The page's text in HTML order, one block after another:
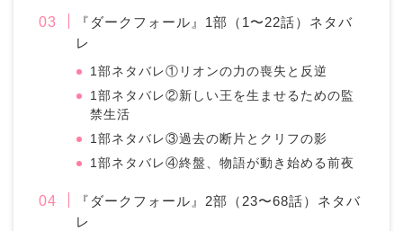
『ダークフォール』1部（1〜22話）ネタバ
レ
1部ネタバレ①リオンの力の喪失と反逆
1部ネタバレ②新しい王を生ませるための監
禁生活
1部ネタバレ③過去の断片とクリフの影
1部ネタバレ④終盤、物語が動き始める前夜
『ダークフォール』2部（23〜68話）ネタバ
レ